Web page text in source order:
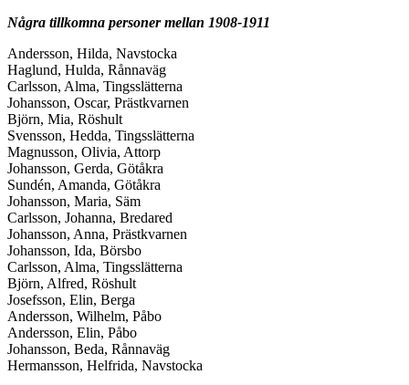
Några tillkomna personer mellan 1908-1911
Andersson, Hilda, Navstocka
Haglund, Hulda, Rånnaväg
Carlsson, Alma, Tingsslätterna
Johansson, Oscar, Prästkvarnen
Björn, Mia, Röshult
Svensson, Hedda, Tingsslätterna
Magnusson, Olivia, Attorp
Johansson, Gerda, Götåkra
Sundén, Amanda, Götåkra
Johansson, Maria, Säm
Carlsson, Johanna, Bredared
Johansson, Anna, Prästkvarnen
Johansson, Ida, Börsbo
Carlsson, Alma, Tingsslätterna
Björn, Alfred, Röshult
Josefsson, Elin, Berga
Andersson, Wilhelm, Påbo
Andersson, Elin, Påbo
Johansson, Beda, Rånnaväg
Hermansson, Helfrida, Navstocka